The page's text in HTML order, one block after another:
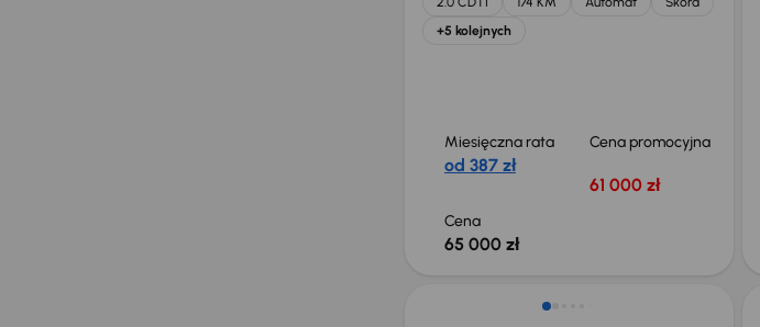
+5 kolejnych
Miesięczna rata
od 387 zł
Cena promocyjna
61 000 zł
Cena
65 000 zł